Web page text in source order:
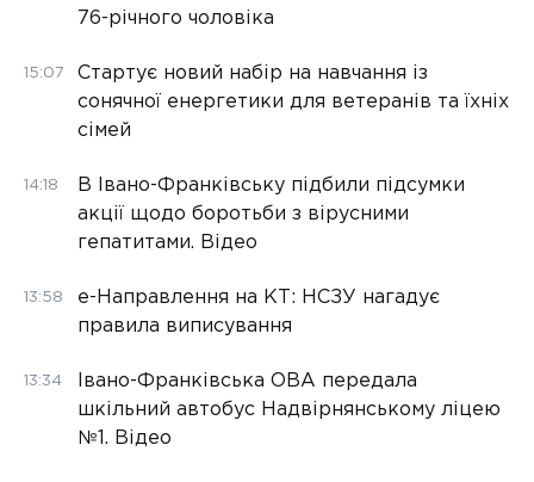
76-річного чоловіка
15:07
Стартує новий набір на навчання із
сонячної енергетики для ветеранів та їхніх
сімей
14:18
В Івано-Франківську підбили підсумки
акції щодо боротьби з вірусними
гепатитами. Відео
13:58
е-Направлення на КТ: НСЗУ нагадує
правила виписування
13:34
Івано-Франківська ОВА передала
шкільний автобус Надвірнянському ліцею
№1. Відео